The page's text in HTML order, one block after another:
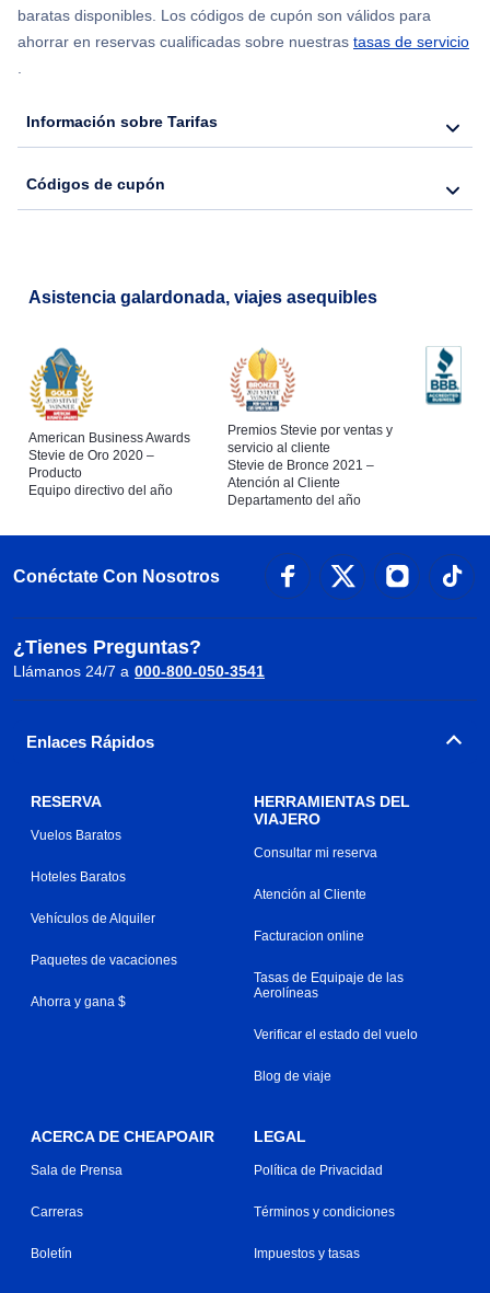
baratas disponibles. Los códigos de cupón son válidos para
ahorrar en reservas cualificadas sobre nuestras tasas de servicio
.
Información sobre Tarifas
Códigos de cupón
Asistencia galardonada, viajes asequibles
American Business Awards
Stevie de Oro 2020 –
Producto
Equipo directivo del año
Premios Stevie por ventas y
servicio al cliente
Stevie de Bronce 2021 –
Atención al Cliente
Departamento del año
Conéctate Con Nosotros
¿Tienes Preguntas?
Llámanos 24/7 a 000-800-050-3541
Enlaces Rápidos
RESERVA
Vuelos Baratos
Hoteles Baratos
Vehículos de Alquiler
Paquetes de vacaciones
Ahorra y gana $
HERRAMIENTAS DEL
VIAJERO
Consultar mi reserva
Atención al Cliente
Facturacion online
Tasas de Equipaje de las
Aerolíneas
Verificar el estado del vuelo
Blog de viaje
ACERCA DE CHEAPOAIR
Sala de Prensa
Carreras
Boletín
LEGAL
Política de Privacidad
Términos y condiciones
Impuestos y tasas